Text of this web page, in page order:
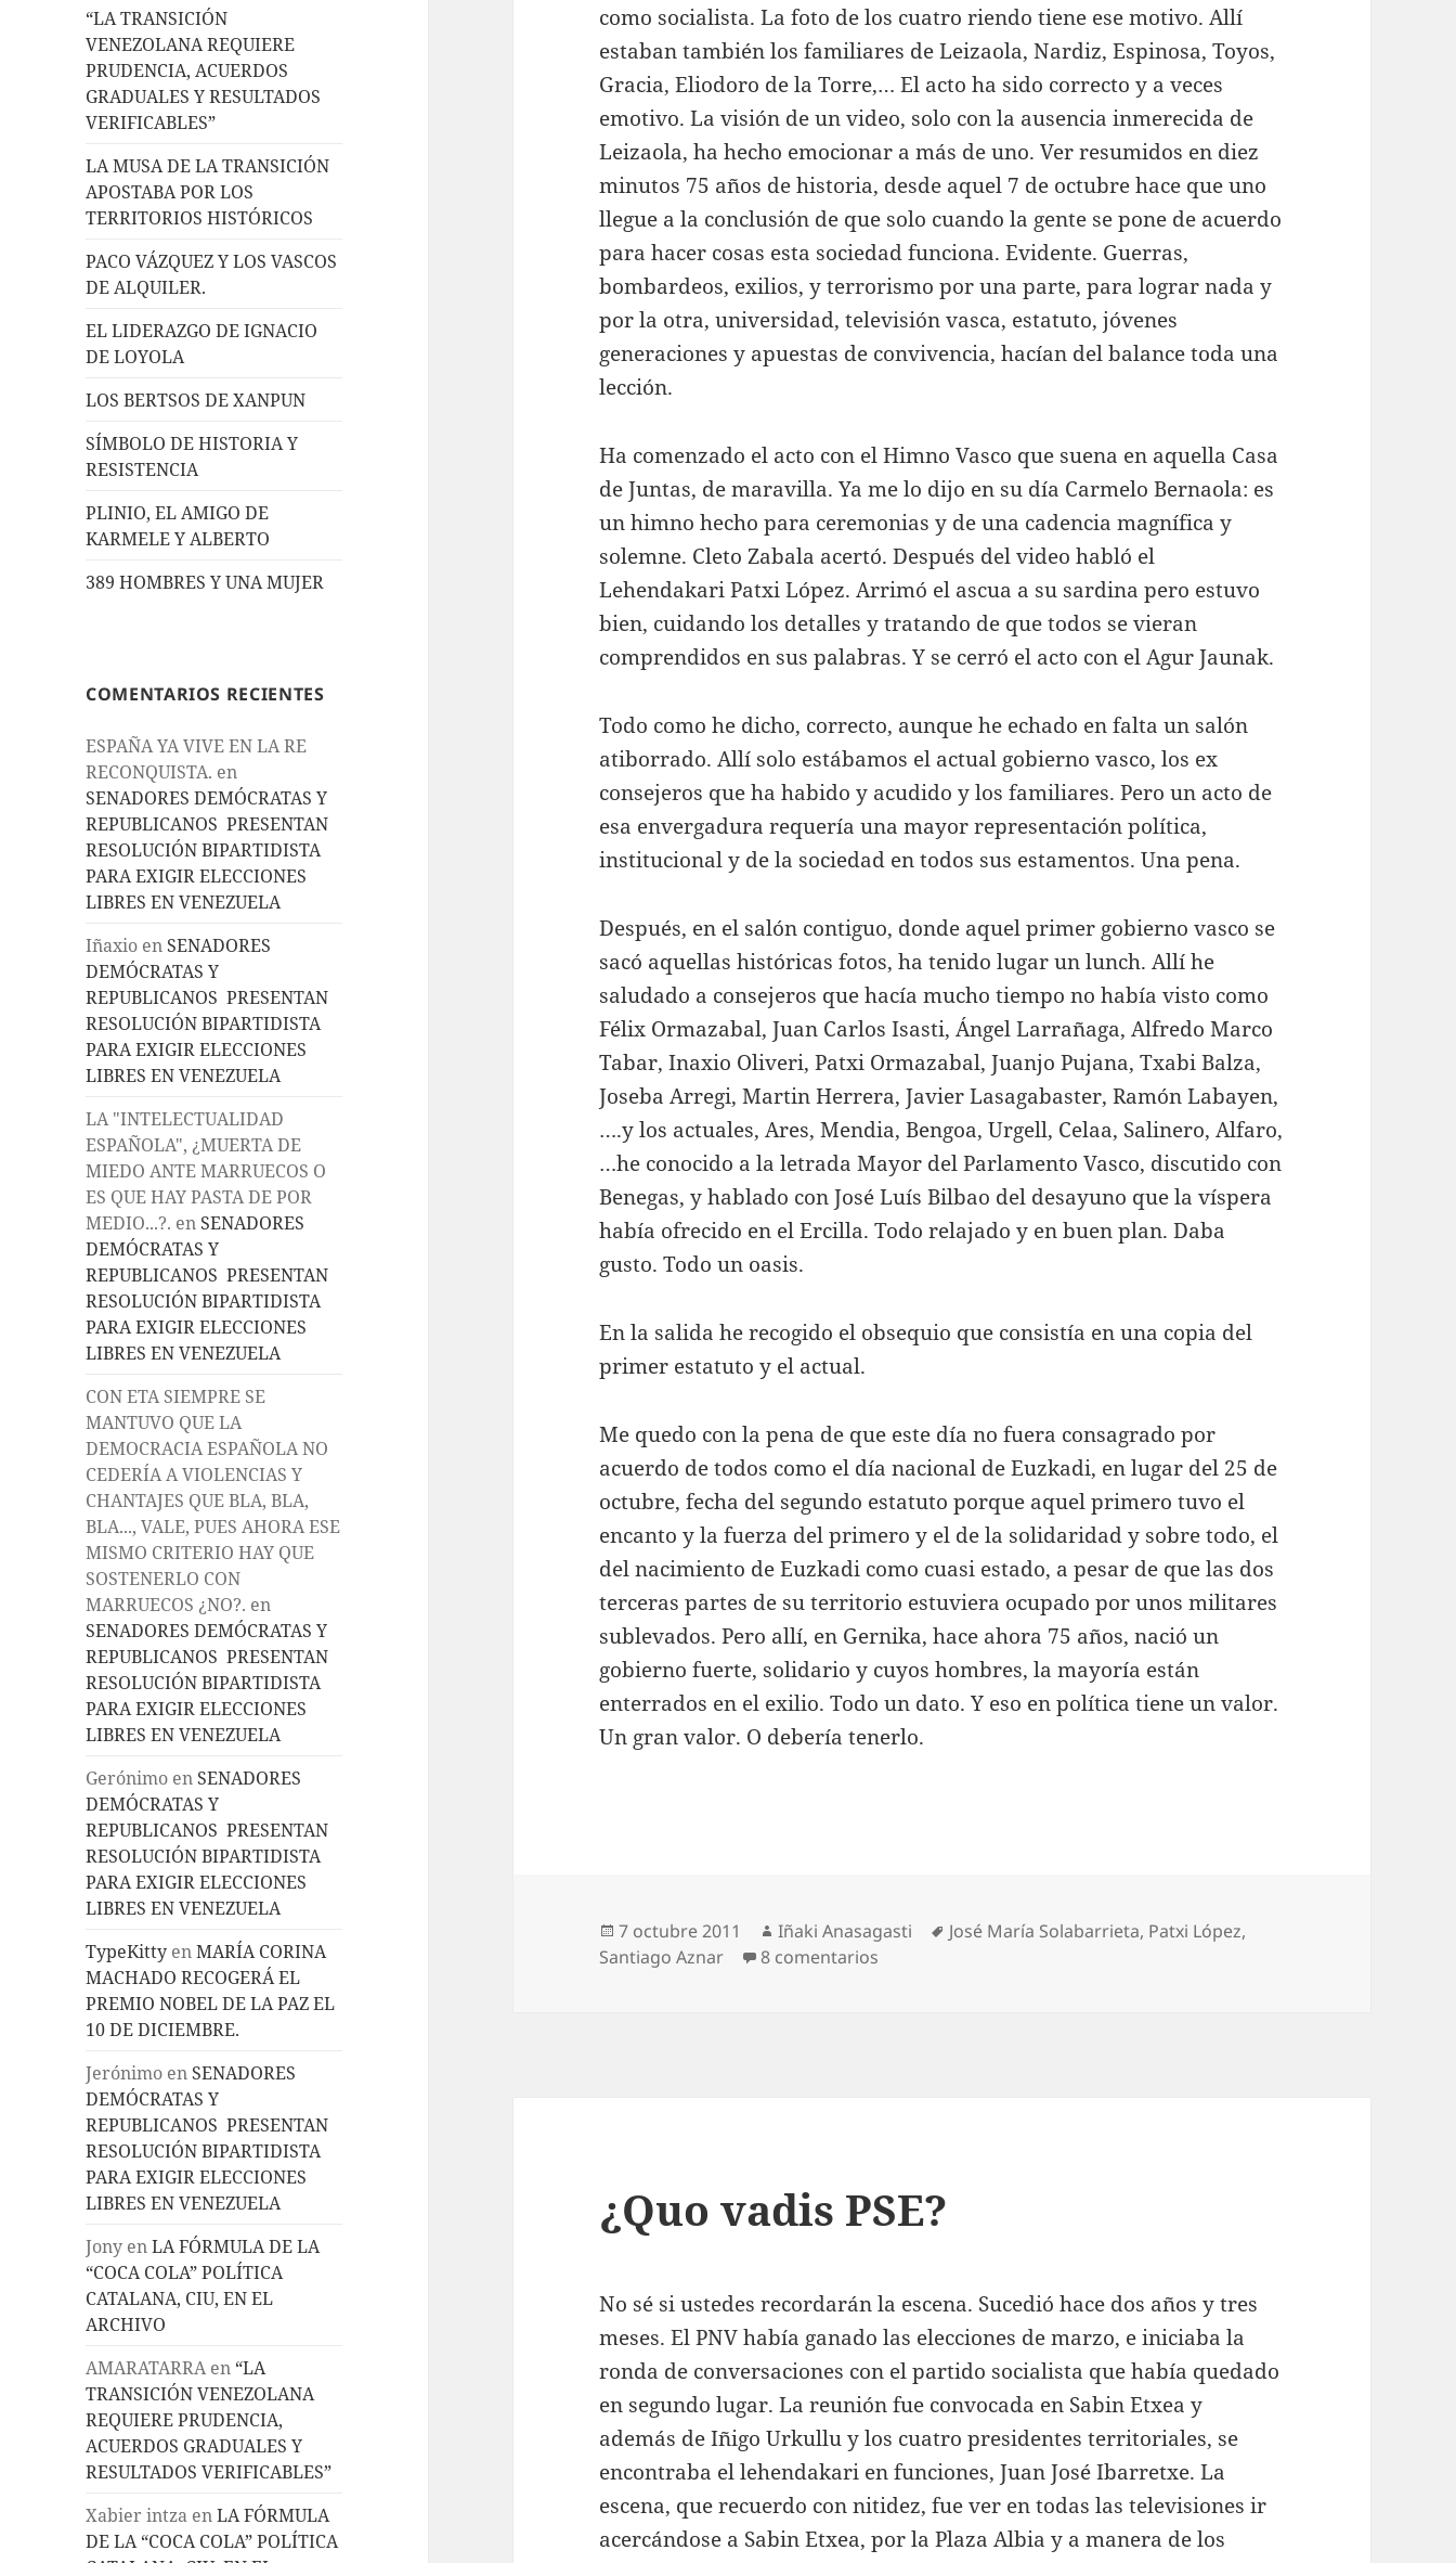
“LA TRANSICIÓN
VENEZOLANA REQUIERE
PRUDENCIA, ACUERDOS
GRADUALES Y RESULTADOS
VERIFICABLES”
LA MUSA DE LA TRANSICIÓN
APOSTABA POR LOS
TERRITORIOS HISTÓRICOS
PACO VÁZQUEZ Y LOS VASCOS
DE ALQUILER.
EL LIDERAZGO DE IGNACIO
DE LOYOLA
LOS BERTSOS DE XANPUN
SÍMBOLO DE HISTORIA Y
RESISTENCIA
PLINIO, EL AMIGO DE
KARMELE Y ALBERTO
389 HOMBRES Y UNA MUJER
COMENTARIOS RECIENTES
ESPAÑA YA VIVE EN LA RE
RECONQUISTA. en
SENADORES DEMÓCRATAS Y
REPUBLICANOS PRESENTAN
RESOLUCIÓN BIPARTIDISTA
PARA EXIGIR ELECCIONES
LIBRES EN VENEZUELA
Iñaxio en SENADORES
DEMÓCRATAS Y
REPUBLICANOS PRESENTAN
RESOLUCIÓN BIPARTIDISTA
PARA EXIGIR ELECCIONES
LIBRES EN VENEZUELA
LA "INTELECTUALIDAD
ESPAÑOLA", ¿MUERTA DE
MIEDO ANTE MARRUECOS O
ES QUE HAY PASTA DE POR
MEDIO...?. en SENADORES
DEMÓCRATAS Y
REPUBLICANOS PRESENTAN
RESOLUCIÓN BIPARTIDISTA
PARA EXIGIR ELECCIONES
LIBRES EN VENEZUELA
CON ETA SIEMPRE SE
MANTUVO QUE LA
DEMOCRACIA ESPAÑOLA NO
CEDERÍA A VIOLENCIAS Y
CHANTAJES QUE BLA, BLA,
BLA..., VALE, PUES AHORA ESE
MISMO CRITERIO HAY QUE
SOSTENERLO CON
MARRUECOS ¿NO?. en
SENADORES DEMÓCRATAS Y
REPUBLICANOS PRESENTAN
RESOLUCIÓN BIPARTIDISTA
PARA EXIGIR ELECCIONES
LIBRES EN VENEZUELA
Gerónimo en SENADORES
DEMÓCRATAS Y
REPUBLICANOS PRESENTAN
RESOLUCIÓN BIPARTIDISTA
PARA EXIGIR ELECCIONES
LIBRES EN VENEZUELA
TypeKitty enMARÍA CORINA
MACHADO RECOGERÁ EL
PREMIO NOBEL DE LA PAZ EL
10 DE DICIEMBRE.
Jerónimo en SENADORES
DEMÓCRATAS Y
REPUBLICANOS PRESENTAN
RESOLUCIÓN BIPARTIDISTA
PARA EXIGIR ELECCIONES
LIBRES EN VENEZUELA
Jony enLA FÓRMULA DE LA
“COCA COLA” POLÍTICA
CATALANA, CIU, EN EL
ARCHIVO
AMARATARRAen “LA
TRANSICIÓN VENEZOLANA
REQUIERE PRUDENCIA,
ACUERDOS GRADUALES Y
RESULTADOS VERIFICABLES”
Xabier intza enLA FÓRMULA
DE LA “COCA COLA” POLÍTICA
como socialista. La foto de los cuatro riendo tiene ese motivo. Allí
estaban también los familiares de Leizaola, Nardiz, Espinosa, Toyos,
Gracia, Eliodoro de la Torre,… El acto ha sido correcto y a veces
emotivo. La visión de un video, solo con la ausencia inmerecida de
Leizaola, ha hecho emocionar a más de uno. Ver resumidos en diez
minutos 75 años de historia, desde aquel 7 de octubre hace que uno
llegue a la conclusión de que solo cuando la gente se pone de acuerdo
para hacer cosas esta sociedad funciona. Evidente. Guerras,
bombardeos, exilios, y terrorismo por una parte, para lograr nada y
por la otra, universidad, televisión vasca, estatuto, jóvenes
generaciones y apuestas de convivencia, hacían del balance toda una
lección.
Ha comenzado el acto con el Himno Vasco que suena en aquella Casa
de Juntas, de maravilla. Ya me lo dijo en su día Carmelo Bernaola: es
un himno hecho para ceremonias y de una cadencia magnífica y
solemne. Cleto Zabala acertó. Después del video habló el
Lehendakari Patxi López. Arrimó el ascua a su sardina pero estuvo
bien, cuidando los detalles y tratando de que todos se vieran
comprendidos en sus palabras. Y se cerró el acto con el Agur Jaunak.
Todo como he dicho, correcto, aunque he echado en falta un salón
atiborrado. Allí solo estábamos el actual gobierno vasco, los ex
consejeros que ha habido y acudido y los familiares. Pero un acto de
esa envergadura requería una mayor representación política,
institucional y de la sociedad en todos sus estamentos. Una pena.
Después, en el salón contiguo, donde aquel primer gobierno vasco se
sacó aquellas históricas fotos, ha tenido lugar un lunch. Allí he
saludado a consejeros que hacía mucho tiempo no había visto como
Félix Ormazabal, Juan Carlos Isasti, Ángel Larrañaga, Alfredo Marco
Tabar, Inaxio Oliveri, Patxi Ormazabal, Juanjo Pujana, Txabi Balza,
Joseba Arregi, Martin Herrera, Javier Lasagabaster, Ramón Labayen,
….y los actuales, Ares, Mendia, Bengoa, Urgell, Celaa, Salinero, Alfaro,
…he conocido a la letrada Mayor del Parlamento Vasco, discutido con
Benegas, y hablado con José Luís Bilbao del desayuno que la víspera
había ofrecido en el Ercilla. Todo relajado y en buen plan. Daba
gusto. Todo un oasis.
En la salida he recogido el obsequio que consistía en una copia del
primer estatuto y el actual.
Me quedo con la pena de que este día no fuera consagrado por
acuerdo de todos como el día nacional de Euzkadi, en lugar del 25 de
octubre, fecha del segundo estatuto porque aquel primero tuvo el
encanto y la fuerza del primero y el de la solidaridad y sobre todo, el
del nacimiento de Euzkadi como cuasi estado, a pesar de que las dos
terceras partes de su territorio estuviera ocupado por unos militares
sublevados. Pero allí, en Gernika, hace ahora 75 años, nació un
gobierno fuerte, solidario y cuyos hombres, la mayoría están
enterrados en el exilio. Todo un dato. Y eso en política tiene un valor.
Un gran valor. O debería tenerlo.
Publicado
el
7 octubre 2011 Autor
Iñaki Anasagasti Etiquetas
José María Solabarrieta, Patxi López,
Santiago Aznar
8 comentarios
¿Quo vadis PSE?
No sé si ustedes recordarán la escena. Sucedió hace dos años y tres
meses. El PNV había ganado las elecciones de marzo, e iniciaba la
ronda de conversaciones con el partido socialista que había quedado
en segundo lugar. La reunión fue convocada en Sabin Etxea y
además de Iñigo Urkullu y los cuatro presidentes territoriales, se
encontraba el lehendakari en funciones, Juan José Ibarretxe. La
escena, que recuerdo con nitidez, fue ver en todas las televisiones ir
acercándose a Sabin Etxea, por la Plaza Albia y a manera de los